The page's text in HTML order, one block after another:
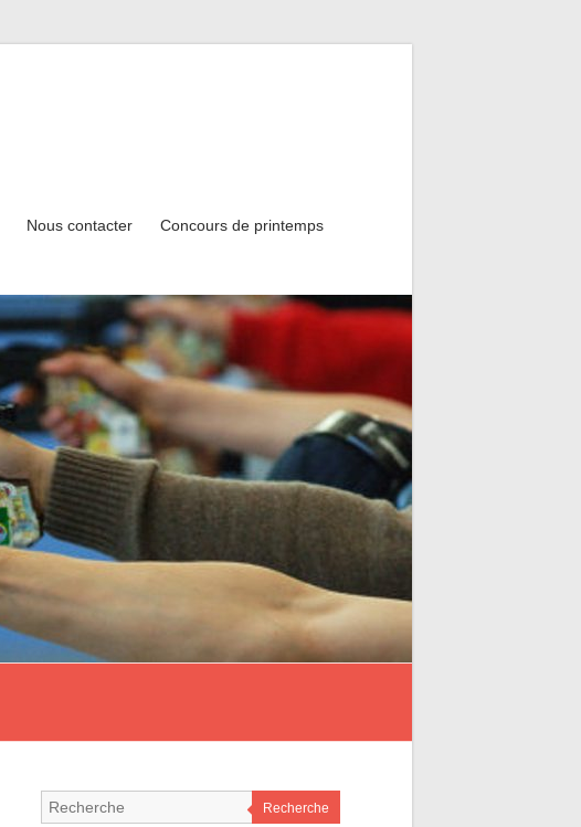
Nous contacter Concours de printemps
Recherche